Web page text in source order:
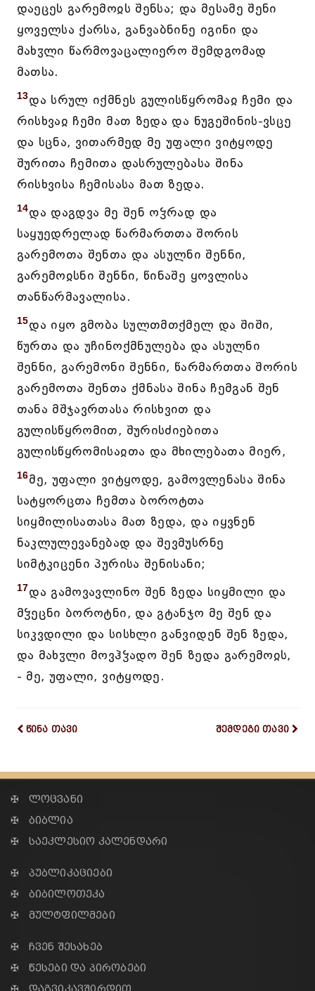
დაეცეს გარემოჲს შენსა; და მესამე შენი
ყოველსა ქარსა, განვაბნინე იგინი და
მახჳლი წარმოვაცალიერო შემდგომად
მათსა.
13და სრულ იქმნეს გულისწყრომაჲ ჩემი და
რისხვაჲ ჩემი მათ ზედა და ნუგეშინის-ვსცე
და სცნა, ვითარმედ მე უფალი ვიტყოდე
შურითა ჩემითა დასრულებასა შინა
რისხვისა ჩემისასა მათ ზედა.
14და დაგდვა მე შენ ოჴრად და
საყუედრელად წარმართთა შორის
გარემოთა შენთა და ასულნი შენნი,
გარემოჲსნი შენნი, წინაშე ყოვლისა
თანწარმავალისა.
15და იყო გმობა სულთმთქმელ და შიში,
წურთა და უჩინოქმნულება და ასულნი
შენნი, გარემონი შენნი, წარმართთა შორის
გარემოთა შენთა ქმნასა შინა ჩემგან შენ
თანა მშჯავრთასა რისხვით და
გულისწყრომით, შურისძიებითა
გულისწყრომისაჲთა და მხილებათა მიერ,
16მე, უფალი ვიტყოდე, გამოვლენასა შინა
სატყორცთა ჩემთა ბოროტთა
სიყმილისათასა მათ ზედა, და იყვნენ
ნაკლულევანებად და შევმუსრნე
სიმტკიცენი პურისა შენისანი;
17და გამოვავლინო შენ ზედა სიყმილი და
მჴეცნი ბოროტნი, და გტანჯო მე შენ და
სიკვდილი და სისხლი განვიდენ შენ ზედა,
და მახჳლი მოვჰჴადო შენ ზედა გარემოჲს,
- მე, უფალი, ვიტყოდე.
წინა თავი შემდეგი თავი
✠ ლოცვანი
✠ ბიბლია
✠ საეკლესიო კალენდარი
✠ პუბლიკაციები
✠ ბიბილოთეკა
✠ მულტფილმები
✠ ჩვენ შესახებ
✠ წესები და პირობები